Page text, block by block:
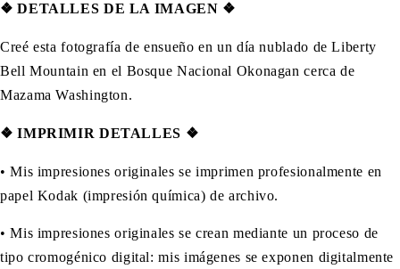
❖ DETALLES DE LA IMAGEN ❖
Creé esta fotografía de ensueño en un día nublado de Liberty
Bell Mountain en el Bosque Nacional Okonagan cerca de
Mazama Washington.
❖ IMPRIMIR DETALLES ❖
• Mis impresiones originales se imprimen profesionalmente en
papel Kodak (impresión química) de archivo.
• Mis impresiones originales se crean mediante un proceso de
tipo cromogénico digital: mis imágenes se exponen digitalmente